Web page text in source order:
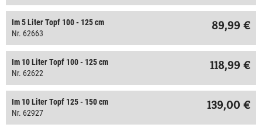
Im 5 Liter Topf 100 - 125 cm
Nr. 62663
89,99 €
Im 10 Liter Topf 100 - 125 cm
Nr. 62622
118,99 €
Im 10 Liter Topf 125 - 150 cm
Nr. 62927
139,00 €